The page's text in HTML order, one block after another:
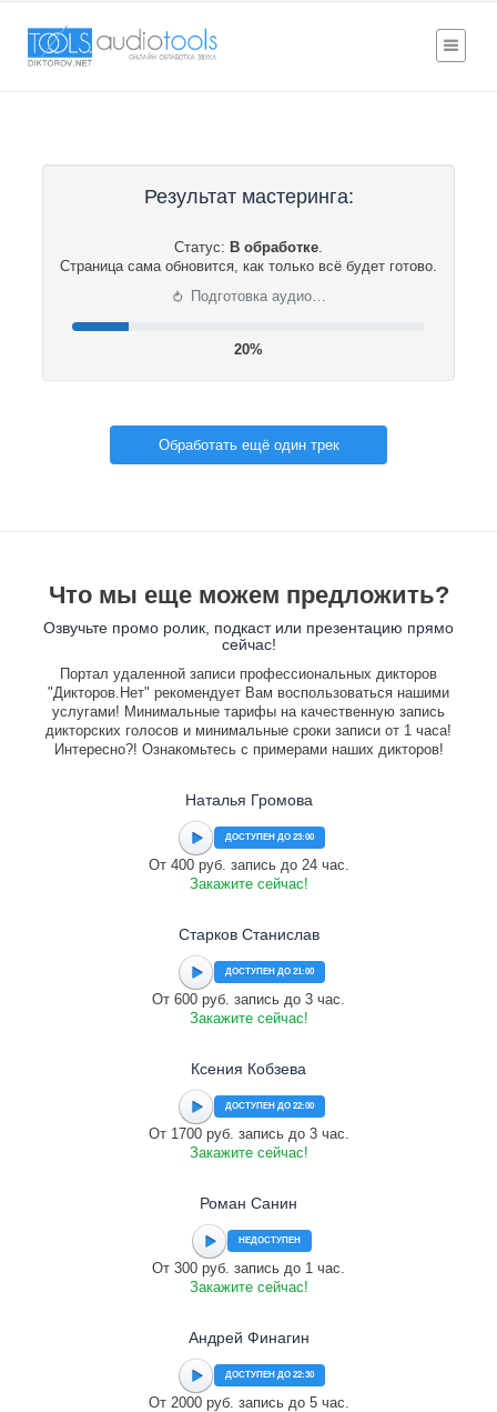
Результат мастеринга:
Статус: В обработке.
Страница сама обновится, как только всё будет готово.
⟳ Подготовка аудио…
21%
Обработать ещё один трек
Что мы еще можем предложить?
Озвучьте промо ролик, подкаст или презентацию прямо
сейчас!
Портал удаленной записи профессиональных дикторов
"Дикторов.Нет" рекомендует Вам воспользоваться нашими
услугами! Минимальные тарифы на качественную запись
дикторских голосов и минимальные сроки записи от 1 часа!
Интересно?! Ознакомьтесь с примерами наших дикторов!
Наталья Громова
ДОСТУПЕН ДО 23:00
От 400 руб. запись до 24 час.
Закажите сейчас!
Старков Станислав
ДОСТУПЕН ДО 21:00
От 600 руб. запись до 3 час.
Закажите сейчас!
Ксения Кобзева
ДОСТУПЕН ДО 22:00
От 1700 руб. запись до 3 час.
Закажите сейчас!
Роман Санин
НЕДОСТУПЕН
От 300 руб. запись до 1 час.
Закажите сейчас!
Андрей Финагин
ДОСТУПЕН ДО 22:30
От 2000 руб. запись до 5 час.